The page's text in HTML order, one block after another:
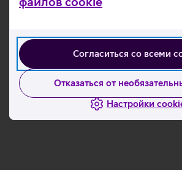
Согласиться со всеми
Отказаться от
Настройки